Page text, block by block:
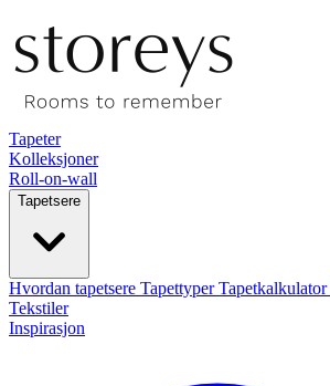
Tapeter
Kolleksjoner
Roll-on-wall
Tapetsere
Hvordan tapetsere TapettyperTapetkalkulator
Tekstiler
Inspirasjon